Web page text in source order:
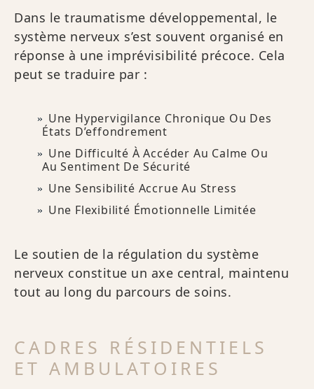
Dans le traumatisme développemental, le
système nerveux s’est souvent organisé en
réponse à une imprévisibilité précoce. Cela
peut se traduire par :
Une Hypervigilance Chronique Ou Des
États D’effondrement
Une Difficulté À Accéder Au Calme Ou
Au Sentiment De Sécurité
Une Sensibilité Accrue Au Stress
Une Flexibilité Émotionnelle Limitée
Le soutien de la régulation du système
nerveux constitue un axe central, maintenu
tout au long du parcours de soins.
CADRES RÉSIDENTIELS
ET AMBULATOIRES